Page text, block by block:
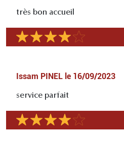
très bon accueil
Issam PINEL le 16/09/2023
service parfait